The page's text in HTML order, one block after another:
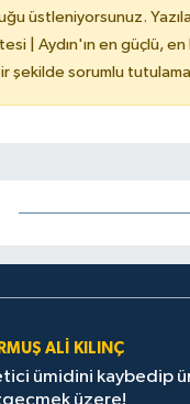
üstleniyorsunuz.
| Aydın'ın en güçlü,
şekilde sorumlu
ALI KILINÇ
ümidini kaybedip